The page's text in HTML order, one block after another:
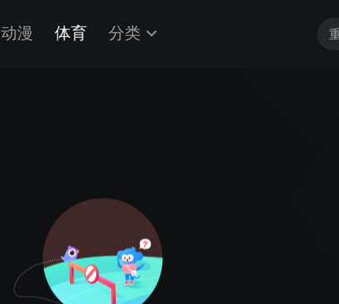
动漫 体育 分类